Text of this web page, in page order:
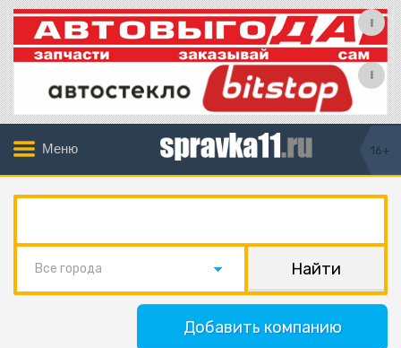
Меню 16+
Все города
Добавить компанию